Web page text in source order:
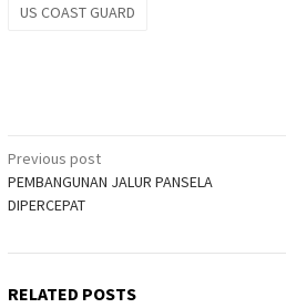
US COAST GUARD
Post
navigation
Previous post
PEMBANGUNAN JALUR PANSELA
DIPERCEPAT
RELATED POSTS